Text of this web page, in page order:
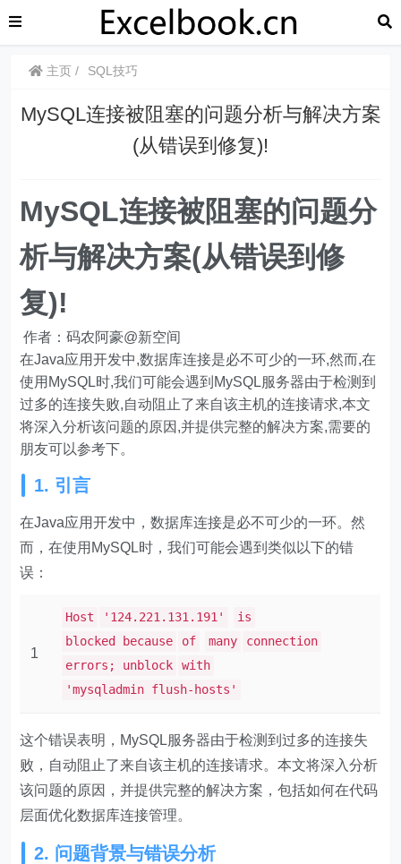
主页 SQL技巧
MySQL连接被阻塞的问题分析与解决方案
(从错误到修复)!
MySQL连接被阻塞的问题分
析与解决方案(从错误到修
复)!
作者：码农阿豪@新空间
在Java应用开发中,数据库连接是必不可少的一环,然而,在
使用MySQL时,我们可能会遇到MySQL服务器由于检测到
过多的连接失败,自动阻止了来自该主机的连接请求,本文
将深入分析该问题的原因,并提供完整的解决方案,需要的
朋友可以参考下。
1. 引言
在Java应用开发中，数据库连接是必不可少的一环。然
而，在使用MySQL时，我们可能会遇到类似以下的错
误：
1
Host '124.221.131.191'
is
blocked because
of many
connection
errors; unblock
with
'mysqladmin flush-hosts'
这个错误表明，MySQL服务器由于检测到过多的连接失
败，自动阻止了来自该主机的连接请求。本文将深入分析
该问题的原因，并提供完整的解决方案，包括如何在代码
层面优化数据库连接管理。
2. 问题背景与错误分析